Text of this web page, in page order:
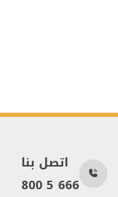
اتصل بنا
800 5 666